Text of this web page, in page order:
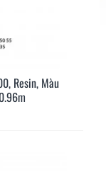
Đọc thêm
Nhanh
Resin, Màu